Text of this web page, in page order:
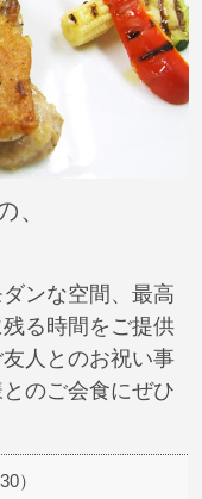
、
ンな空間、最高
る時間をご提供
人とのお祝い事
のご会食にぜひ
）